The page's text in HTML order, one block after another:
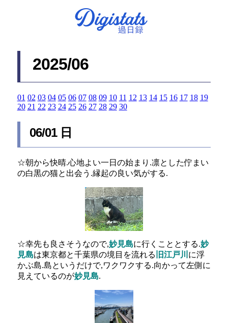
2025/06
01 02 03 04 05 06 07 08 09 10 11 12 13 14 15 16 17 18 19
20 21 22 23 24 25 26 27 28 29 30
06/01 日
☆朝から快晴.心地よい一日の始まり.凛とした佇まい
の白黒の猫と出会う.縁起の良い気がする.
☆幸先も良さそうなので,妙見島に行くこととする.妙
見島は東京都と千葉県の境目を流れる 旧江戸川 に浮
かぶ島.島というだけで,ワクワクする.向かって左側に
見えているのが妙見島.